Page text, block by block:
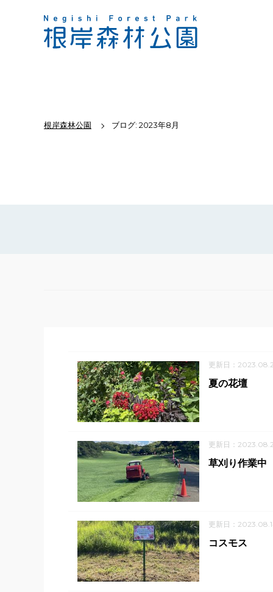
根岸森林公園 ブログ: 2023年8月
更新日：
夏の花壇
更新日：
草刈り作業中
更新日：
コスモス